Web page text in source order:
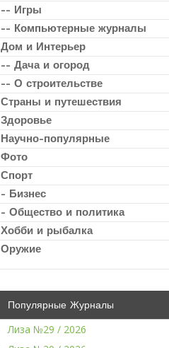
-- Игры
-- Компьютерные журналы
Дом и Интерьер
-- Дача и огород
-- О строительстве
Страны и путешествия
Здоровье
Научно-популярные
Фото
Спорт
- Бизнес
- Общество и политика
Хобби и рыбалка
Оружие
Популярные Журналы
Лиза №29 / 2026